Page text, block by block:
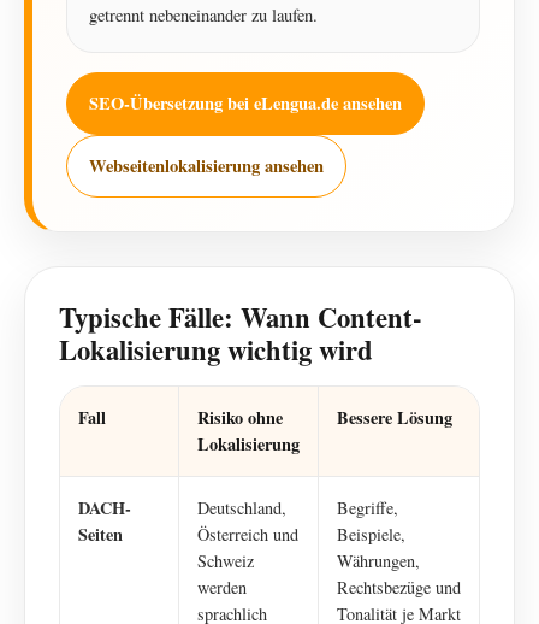
getrennt nebeneinander zu laufen.
SEO-Übersetzung bei eLengua.de ansehen
Webseitenlokalisierung ansehen
Typische Fälle: Wann Content-
Lokalisierung wichtig wird
Fall
Risiko ohne
Lokalisierung
Bessere Lösung
DACH-
Seiten
Deutschland,
Österreich und
Schweiz
werden
sprachlich
Begriffe,
Beispiele,
Währungen,
Rechtsbezüge und
Tonalität je Markt